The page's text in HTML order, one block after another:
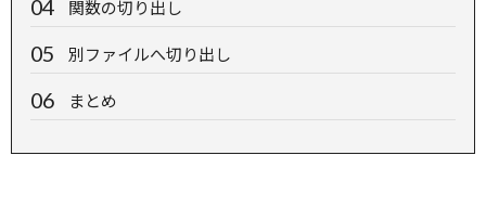
関数の切り出し
別ファイルへ切り出し
まとめ